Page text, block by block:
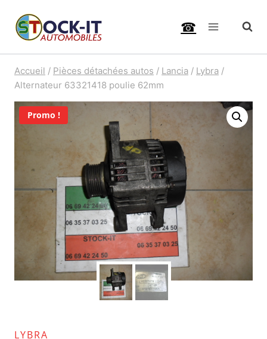
☎
Accueil / Pièces détachées autos / Lancia / Lybra /
Alternateur 63321418 poulie 62mm
Promo !
LYBRA